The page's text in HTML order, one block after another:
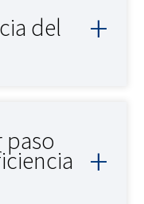
del
paso